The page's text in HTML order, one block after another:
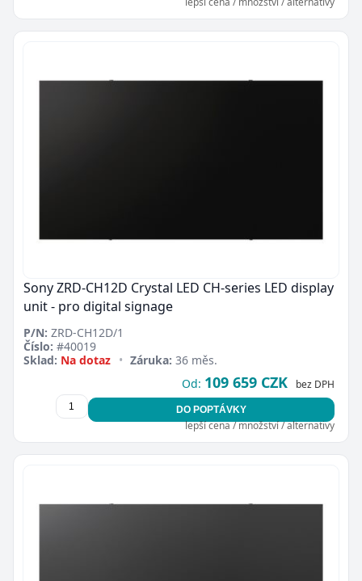
Sony ZRD-CH12D Crystal LED CH-series LED display
unit - pro digital signage
P/N: ZRD-CH12D/1
Číslo: #40019
Sklad: Na dotaz • Záruka: 36 měs.
Od: 109 659 CZK bez DPH
DO POPTÁVKY
lepší cena / množství / alternativy